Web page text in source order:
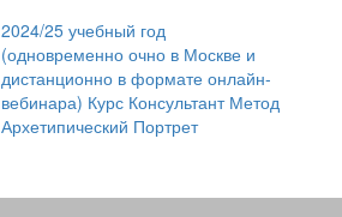
2024/25 учебный год
(одновременно очно в Москве и
дистанционно в формате онлайн-
вебинара) Курс Консультант Метод
Архетипический Портрет